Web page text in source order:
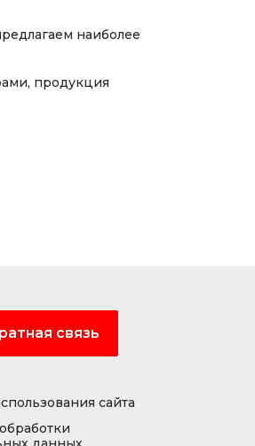
наиболее
продукция
связь
сайта